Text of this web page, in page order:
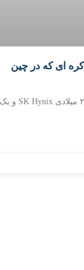
ای که در چین
به گزارش مهر به نقل از رویترز،در اکتبر ۲۰۲۲ میلادی SK Hynix و یک